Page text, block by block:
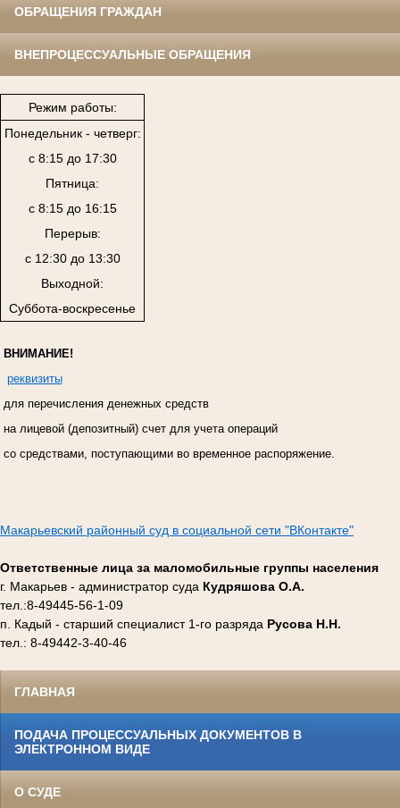
ОБРАЩЕНИЯ ГРАЖДАН
ВНЕПРОЦЕССУАЛЬНЫЕ ОБРАЩЕНИЯ
Режим работы:
Понедельник - четверг:
с 8:15 до 17:30
Пятница:
с 8:15 до 16:15
Перерыв:
с 12:30 до 13:30
Выходной:
Суббота-воскресенье
ВНИМАНИЕ!
реквизиты
для перечисления денежных средств
на лицевой (депозитный) счет для учета операций
со средствами, поступающими во временное распоряжение.
Макарьевский районный суд в социальной сети "ВКонтакте"
Ответственные лица за маломобильные группы населения
г. Макарьев - администратор суда Кудряшова О.А.
тел.:8-49445-56-1-09
п. Кадый - старший специалист 1-го разряда Русова Н.Н.
тел.: 8-49442-3-40-46
ГЛАВНАЯ
ПОДАЧА ПРОЦЕССУАЛЬНЫХ ДОКУМЕНТОВ В
ЭЛЕКТРОННОМ ВИДЕ
О СУДЕ